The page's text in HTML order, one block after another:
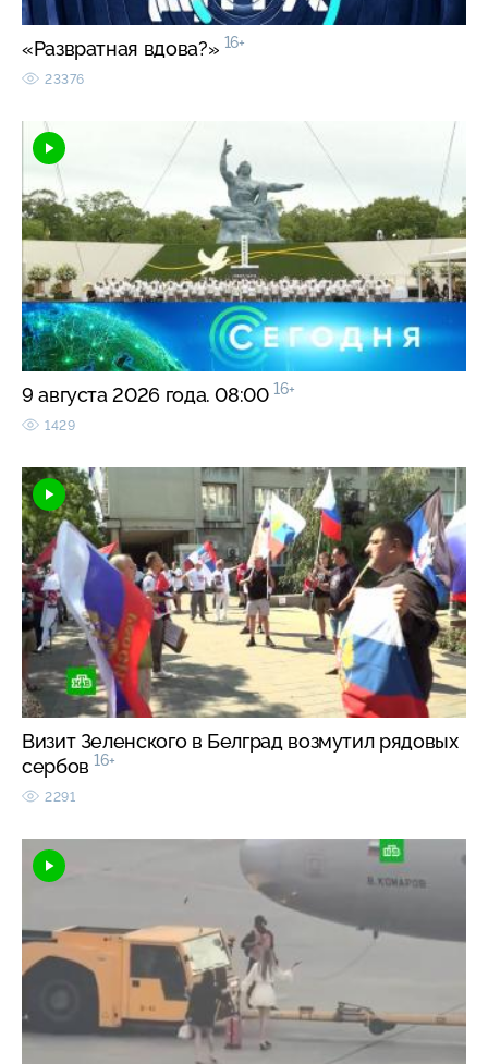
«Развратная вдова?» 16+
23376
9 августа 2026 года. 08:00 16+
1429
Визит Зеленского в Белград возмутил рядовых
сербов 16+
2291